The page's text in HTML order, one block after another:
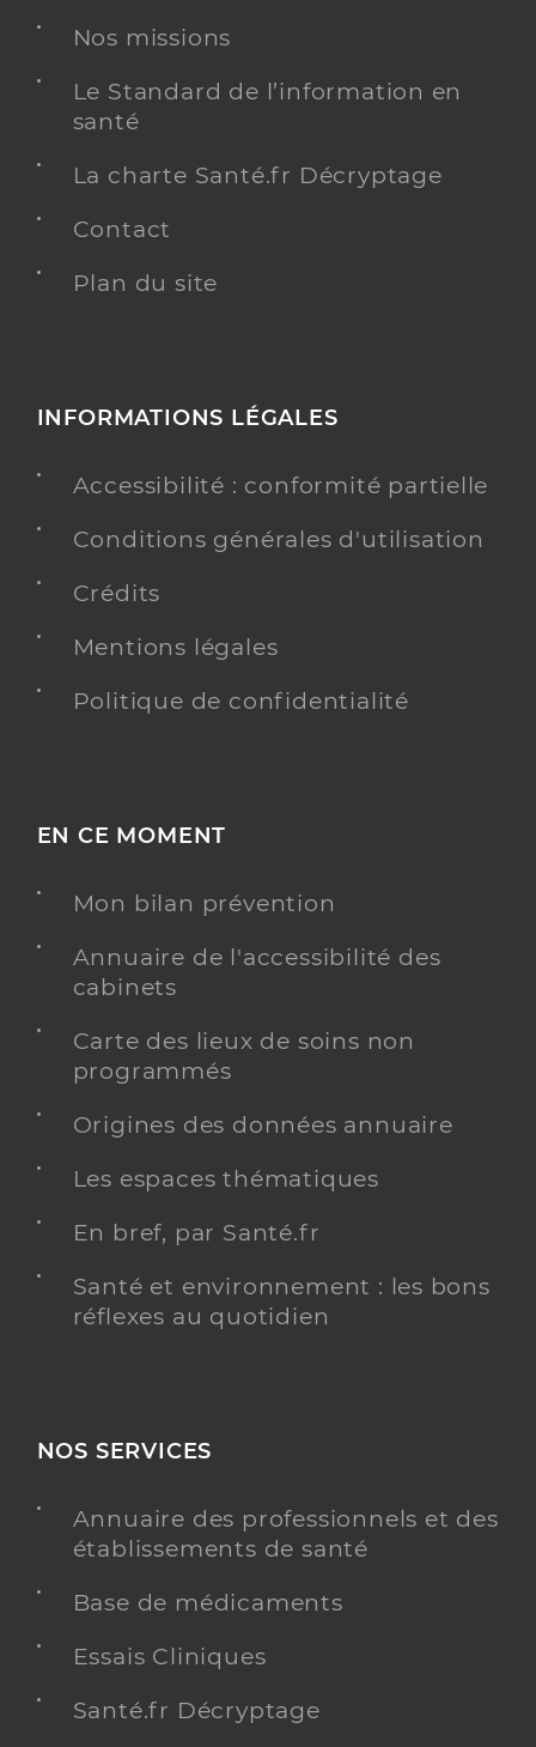
Nos missions
Le Standard de l’information en
santé
La charte Santé.fr Décryptage
Contact
Plan du site
INFORMATIONS LÉGALES
Accessibilité : conformité partielle
Conditions générales d'utilisation
Crédits
Mentions légales
Politique de confidentialité
EN CE MOMENT
Mon bilan prévention
Annuaire de l'accessibilité des
cabinets
Carte des lieux de soins non
programmés
Origines des données annuaire
Les espaces thématiques
En bref, par Santé.fr
Santé et environnement : les bons
réflexes au quotidien
NOS SERVICES
Annuaire des professionnels et des
établissements de santé
Base de médicaments
Essais Cliniques
Santé.fr Décryptage